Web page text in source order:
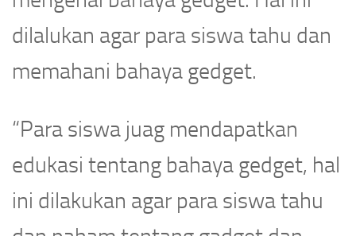
dilalukan agar para siswa tahu dan
memahani bahaya gedget.
“Para siswa juag mendapatkan
edukasi tentang bahaya gedget, hal
ini dilakukan agar para siswa tahu